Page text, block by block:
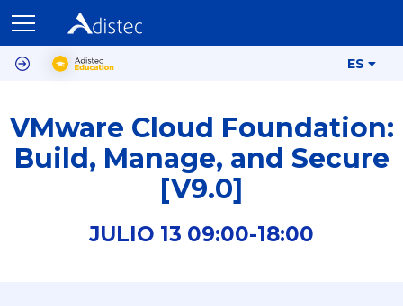
ES
VMware Cloud Foundation:
Build, Manage, and Secure
[V9.0]
JULIO 13 09:00-18:00